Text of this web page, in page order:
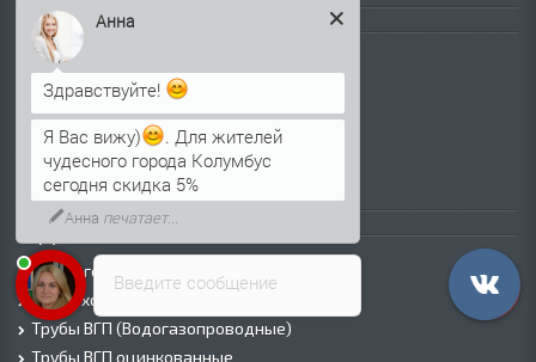
Листовой прокат
Лист г/к
Лист х/к
Просечно-вытяжной лист (ПВЛ)
Лист рифленый
Лист оцинкованный
Трубы горячедеформированные
Труба холоднодеформированная
Трубы ВГП (Водогазопроводные)
Трубы ВГП оцинкованные
Введите сообщение
Анна
Здравствуйте!
Я Вас вижу)
. Для жителей
чудесного города Колумбус
сегодня скидка 5%
Анна печатает...